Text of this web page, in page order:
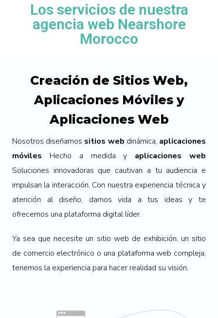
Los servicios de nuestra
agencia web Nearshore
Morocco
Creación de Sitios Web,
Aplicaciones Móviles y
Aplicaciones Web
Nosotros diseñamos sitios web dinámica, aplicaciones
móviles Hecho a medida y aplicaciones web
Soluciones innovadoras que cautivan a tu audiencia e
impulsan la interacción. Con nuestra experiencia técnica y
atención al diseño, damos vida a tus ideas y te
ofrecemos una plataforma digital líder.
Ya sea que necesite un sitio web de exhibición, un sitio
de comercio electrónico o una plataforma web compleja,
tenemos la experiencia para hacer realidad su visión.